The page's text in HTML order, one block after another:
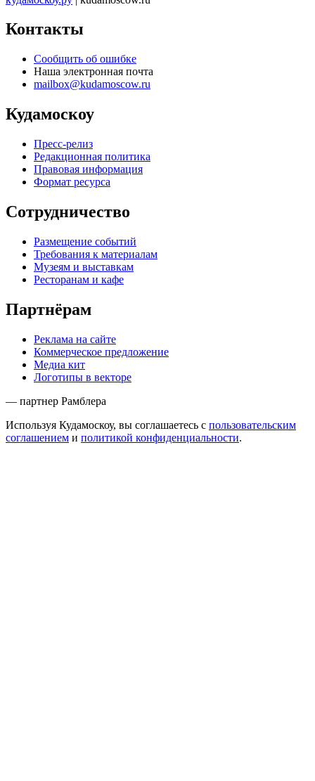
Контакты
Сообщить об ошибке
Наша электронная почта
mailbox@kudamoscow.ru
Кудамоскоу
Пресс-релиз
Редакционная политика
Правовая информация
Формат ресурса
Сотрудничество
Размещение событий
Требования к материалам
Музеям и выставкам
Ресторанам и кафе
Партнёрам
Реклама на сайте
Коммерческое предложение
Медиа кит
Логотипы в векторе
— партнер Рамблера
Используя Кудамоскоу, вы соглашаетесь с пользовательским
соглашением и политикой конфиденциальности.